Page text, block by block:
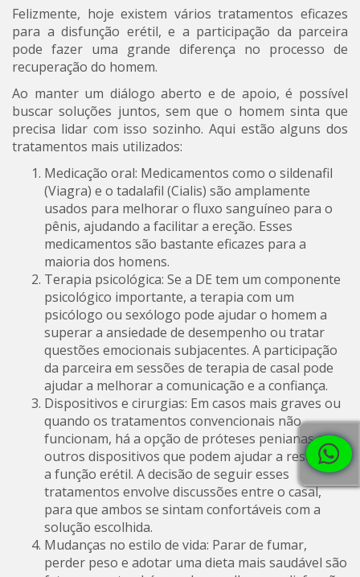
Felizmente, hoje existem vários tratamentos eficazes
para a disfunção erétil, e a participação da parceira
pode fazer uma grande diferença no processo de
recuperação do homem.
Ao manter um diálogo aberto e de apoio, é possível
buscar soluções juntos, sem que o homem sinta que
precisa lidar com isso sozinho. Aqui estão alguns dos
tratamentos mais utilizados:
Medicação oral: Medicamentos como o sildenafil
(Viagra) e o tadalafil (Cialis) são amplamente
usados para melhorar o fluxo sanguíneo para o
pênis, ajudando a facilitar a ereção. Esses
medicamentos são bastante eficazes para a
maioria dos homens.
Terapia psicológica: Se a DE tem um componente
psicológico importante, a terapia com um
psicólogo ou sexólogo pode ajudar o homem a
superar a ansiedade de desempenho ou tratar
questões emocionais subjacentes. A participação
da parceira em sessões de terapia de casal pode
ajudar a melhorar a comunicação e a confiança.
Dispositivos e cirurgias: Em casos mais graves ou
quando os tratamentos convencionais não
funcionam, há a opção de próteses penianas ou
outros dispositivos que podem ajudar a restaurar
a função erétil. A decisão de seguir esses
tratamentos envolve discussões entre o casal,
para que ambos se sintam confortáveis com a
solução escolhida.
Mudanças no estilo de vida: Parar de fumar,
perder peso e adotar uma dieta mais saudável são